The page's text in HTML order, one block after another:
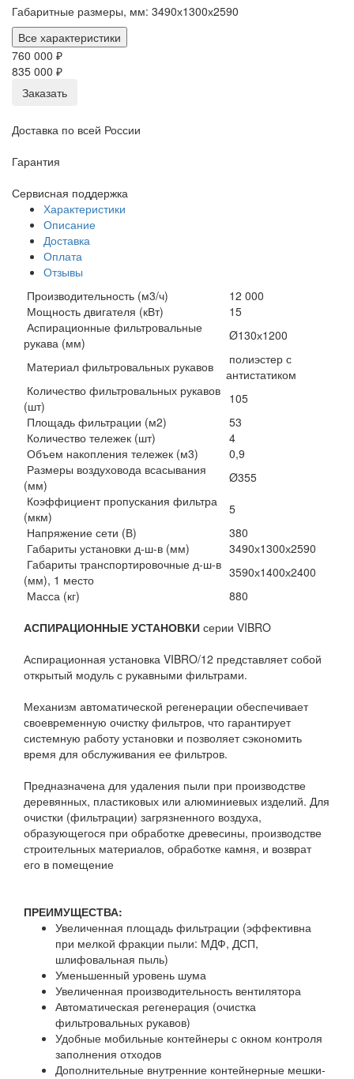
Габаритные размеры, мм: 3490х1300х2590
Все характеристики
760 000 ₽
835 000 ₽
Заказать
Доставка по всей России
Гарантия
Сервисная поддержка
Характеристики
Описание
Доставка
Оплата
Отзывы
Производительность (м3/ч)
12 000
Мощность двигателя (кВт)
15
Аспирационные фильтровальные
рукава (мм)
Ø130х1200
Материал фильтровальных рукавов
полиэстер с
антистатиком
Количество фильтровальных рукавов
(шт)
105
Площадь фильтрации (м2)
53
Количество тележек (шт)
4
Объем накопления тележек (м3)
0,9
Размеры воздуховода всасывания
(мм)
Ø355
Коэффициент пропускания фильтра
(мкм)
5
Напряжение сети (В)
380
Габариты установки д-ш-в (мм)
3490х1300х2590
Габариты транспортировочные д-ш-в
(мм), 1 место
3590х1400х2400
Масса (кг)
880
АСПИРАЦИОННЫЕ УСТАНОВКИ серии VIBRO
Аспирационная установка VIBRO/12 представляет собой
открытый модуль с рукавными фильтрами.
Механизм автоматической регенерации обеспечивает
своевременную очистку фильтров, что гарантирует
системную работу установки и позволяет сэкономить
время для обслуживания ее фильтров.
Предназначена для удаления пыли при производстве
деревянных, пластиковых или алюминиевых изделий. Для
очистки (фильтрации) загрязненного воздуха,
образующегося при обработке древесины, производстве
строительных материалов, обработке камня, и возврат
его в помещение
ПРЕИМУЩЕСТВА:
Увеличенная площадь фильтрации (эффективна
при мелкой фракции пыли: МДФ, ДСП,
шлифовальная пыль)
Уменьшенный уровень шума
Увеличенная производительность вентилятора
Автоматическая регенерация (очистка
фильтровальных рукавов)
Удобные мобильные контейнеры с окном контроля
заполнения отходов
Дополнительные внутренние контейнерные мешки-